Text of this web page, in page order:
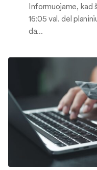
Informuojame, kad
16:05 val. dėl
da...